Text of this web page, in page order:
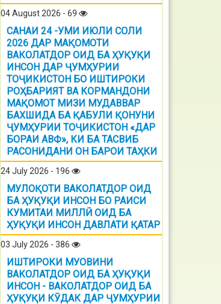
04 August 2026 - 69
САНАИ 24 -УМИ ИЮЛИ СОЛИ
2026 ДАР МАҚОМОТИ
ВАКОЛАТДОР ОИД БА ҲУҚУҚИ
ИНСОН ДАР ҶУМҲУРИИ
ТОҶИКИСТОН БО ИШТИРОКИ
РОҲБАРИЯТ ВА КОРМАНДОНИ
МАҚОМОТ МИЗИ МУДАВВАР
БАХШИДА БА ҚАБУЛИ ҚОНУНИ
ҶУМҲУРИИ ТОҶИКИСТОН «ДАР
БОРАИ АВФ», КИ БА ТАСВИБ
РАСОНИДАНИ ОН БАРОИ ТАҲКИ
24 July 2026 - 196
МУЛОҚОТИ ВАКОЛАТДОР ОИД
БА ҲУҚУҚИ ИНСОН БО РАИСИ
КУМИТАИ МИЛЛӢ ОИД БА
ҲУҚУҚИ ИНСОН ДАВЛАТИ ҚАТАР
03 July 2026 - 386
ИШТИРОКИ МУОВИНИ
ВАКОЛАТДОР ОИД БА ҲУҚУҚИ
ИНСОН - ВАКОЛАТДОР ОИД БА
ҲУҚУҚИ КӮДАК ДАР ҶУМҲУРИИ